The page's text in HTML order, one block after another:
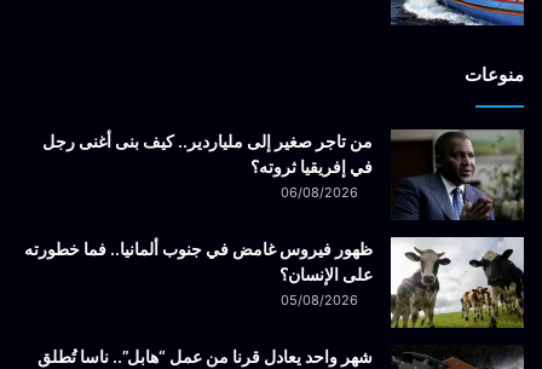
منوعات
من تاجر صغير إلى ملياردير.. كيف بنى أغنى رجل
في إفريقيا ثروته؟
06/08/2026
ظهور فيروس غامض في جنوب ألمانيا.. فما خطورته
على الإنسان؟
05/08/2026
شهر واحد يعادل قرنا من عمل “هابل”.. ناسا تُطلق